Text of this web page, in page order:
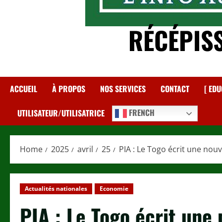
ACCUEIL À PROPOS NOS SERVICES CONTACT [
UTILISATEUR/UTILISATRICE FRENCH
Home 2025 avril 25 PIA : Le Togo écrit une
Actualités nationales Economie